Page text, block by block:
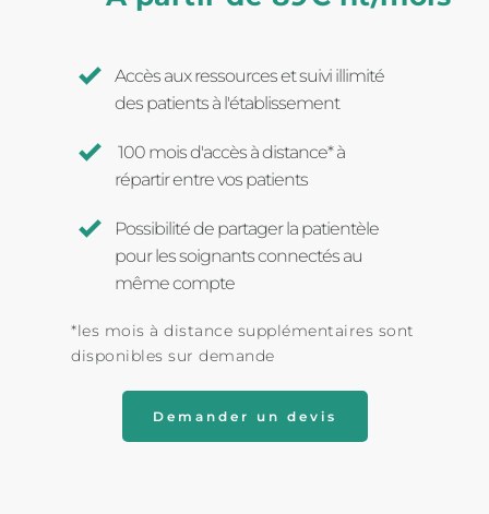
Accès aux ressources et suivi illimité
des patients à l'établissement
répartir entre vos patients
Possibilité de partager la patientèle
pour les soignants connectés au
même compte
*les mois à distance supplémentaires sont
disponibles sur demande
Demander un devis